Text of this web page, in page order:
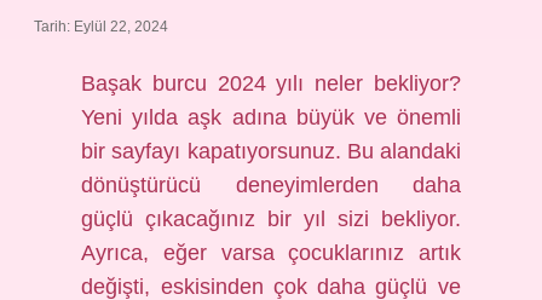
Tarih: Eylül 22, 2024
Başak burcu 2024 yılı neler bekliyor?
Yeni yılda aşk adına büyük ve önemli
bir sayfayı kapatıyorsunuz. Bu alandaki
dönüştürücü deneyimlerden daha
güçlü çıkacağınız bir yıl sizi bekliyor.
Ayrıca, eğer varsa çocuklarınız artık
değişti, eskisinden çok daha güçlü ve